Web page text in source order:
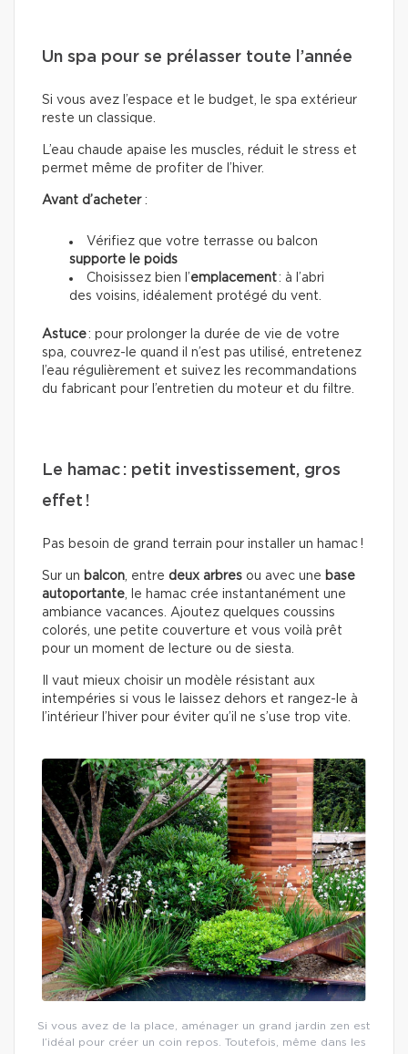
Un spa pour se prélasser toute l’année
Si vous avez l’espace et le budget, le spa extérieur
reste un classique.
L’eau chaude apaise les muscles, réduit le stress et
permet même de profiter de l’hiver.
Avant d’acheter :
Vérifiez que votre terrasse ou balcon
supporte le poids
Choisissez bien l’emplacement: à l’abri
des voisins, idéalement protégé du vent.
Astuce: pour prolonger la durée de vie de votre
spa, couvrez-le quand il n’est pas utilisé, entretenez
l’eau régulièrement et suivez les recommandations
du fabricant pour l’entretien du moteur et du filtre.
Le hamac : petit investissement, gros
effet !
Pas besoin de grand terrain pour installer un hamac !
Sur un balcon , entre deux arbres ou avec une base
autoportante , le hamac crée instantanément une
ambiance vacances. Ajoutez quelques coussins
colorés, une petite couverture et vous voilà prêt
pour un moment de lecture ou de siesta.
Il vaut mieux choisir un modèle résistant aux
intempéries si vous le laissez dehors et rangez-le à
l’intérieur l’hiver pour éviter qu’il ne s’use trop vite.
Si vous avez de la place, aménager un grand jardin zen est
l’idéal pour créer un coin repos. Toutefois, même dans les